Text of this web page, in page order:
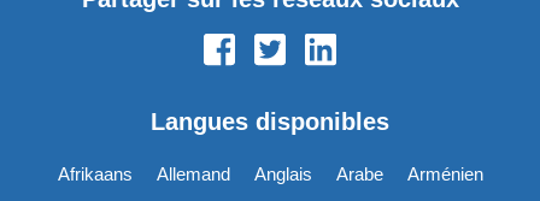
Langues disponibles
Afrikaans Allemand Anglais Arabe
Arménien